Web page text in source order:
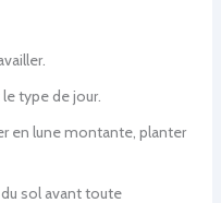
type de jour.
en lune montante, planter
sol avant toute